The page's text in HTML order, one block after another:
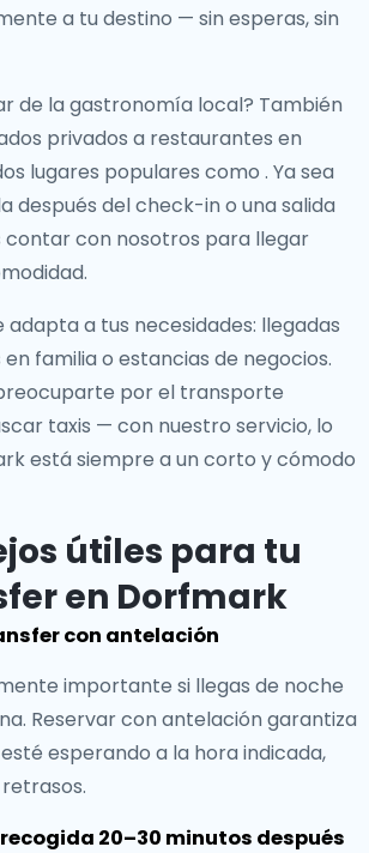
a tu destino — sin esperas, sin
de la gastronomía local? También
privados a restaurantes en
lugares populares como . Ya sea
después del check-in o una salida
contar con nosotros para llegar
adapta a tus necesidades: llegadas
familia o estancias de negocios.
por el transporte
taxis — con nuestro servicio, lo
está siempre a un corto y cómodo
útiles para tu
en Dorfmark
con antelación
importante si llegas de noche
Reservar con antelación garantiza
esperando a la hora indicada,
20–30 minutos después